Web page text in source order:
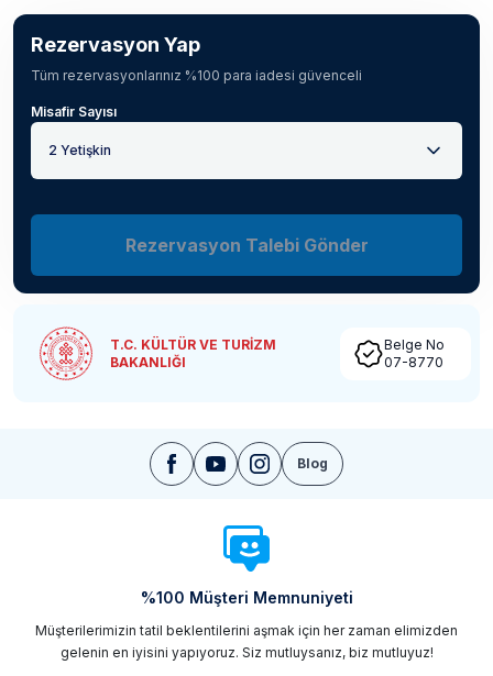
Rezervasyon Yap
Tüm rezervasyonlarınız %100 para iadesi güvenceli
Misafir Sayısı
2 Yetişkin
Rezervasyon Talebi Gönder
T.C. KÜLTÜR VE TURİZM
BAKANLIĞI
Belge No
07-8770
Blog
%100 Müşteri Memnuniyeti
Müşterilerimizin tatil beklentilerini aşmak için her zaman elimizden
gelenin en iyisini yapıyoruz. Siz mutluysanız, biz mutluyuz!